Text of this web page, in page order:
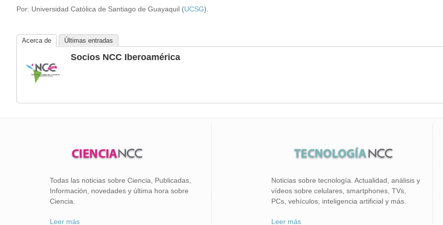
Por: Universidad Católica de Santiago de Guayaquil (UCSG).
Acerca de Últimas entradas
Socios NCC Iberoamérica
Todas las noticias sobre Ciencia, Publicadas,
Información, novedades y última hora sobre
Ciencia.
Leer más
Noticias sobre tecnología. Actualidad, análisis y
vídeos sobre celulares, smartphones, TVs,
PCs, vehículos, inteligencia artificial y más.
Leer más